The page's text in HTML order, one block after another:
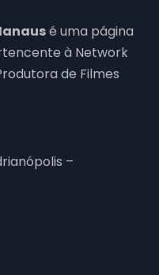
é uma página
à Network
de Filmes
–